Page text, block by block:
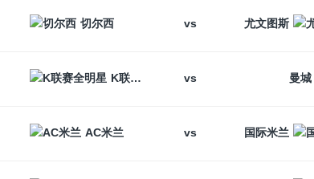
切尔西 vs 尤文图斯
K联赛全明星 vs 曼城
AC米兰 vs 国际米兰